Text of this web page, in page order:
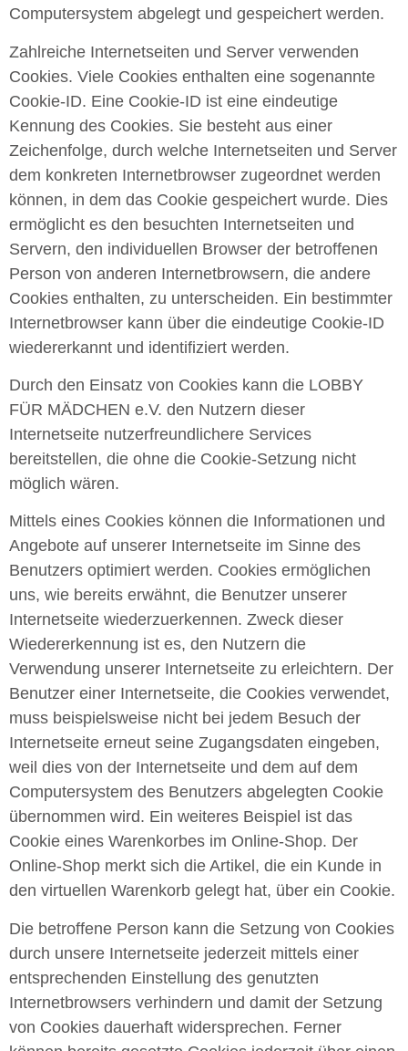
Computersystem abgelegt und gespeichert werden.
Zahlreiche Internetseiten und Server verwenden
Cookies. Viele Cookies enthalten eine sogenannte
Cookie-ID. Eine Cookie-ID ist eine eindeutige
Kennung des Cookies. Sie besteht aus einer
Zeichenfolge, durch welche Internetseiten und Server
dem konkreten Internetbrowser zugeordnet werden
können, in dem das Cookie gespeichert wurde. Dies
ermöglicht es den besuchten Internetseiten und
Servern, den individuellen Browser der betroffenen
Person von anderen Internetbrowsern, die andere
Cookies enthalten, zu unterscheiden. Ein bestimmter
Internetbrowser kann über die eindeutige Cookie-ID
wiedererkannt und identifiziert werden.
Durch den Einsatz von Cookies kann die LOBBY
FÜR MÄDCHEN e.V. den Nutzern dieser
Internetseite nutzerfreundlichere Services
bereitstellen, die ohne die Cookie-Setzung nicht
möglich wären.
Mittels eines Cookies können die Informationen und
Angebote auf unserer Internetseite im Sinne des
Benutzers optimiert werden. Cookies ermöglichen
uns, wie bereits erwähnt, die Benutzer unserer
Internetseite wiederzuerkennen. Zweck dieser
Wiedererkennung ist es, den Nutzern die
Verwendung unserer Internetseite zu erleichtern. Der
Benutzer einer Internetseite, die Cookies verwendet,
muss beispielsweise nicht bei jedem Besuch der
Internetseite erneut seine Zugangsdaten eingeben,
weil dies von der Internetseite und dem auf dem
Computersystem des Benutzers abgelegten Cookie
übernommen wird. Ein weiteres Beispiel ist das
Cookie eines Warenkorbes im Online-Shop. Der
Online-Shop merkt sich die Artikel, die ein Kunde in
den virtuellen Warenkorb gelegt hat, über ein Cookie.
Die betroffene Person kann die Setzung von Cookies
durch unsere Internetseite jederzeit mittels einer
entsprechenden Einstellung des genutzten
Internetbrowsers verhindern und damit der Setzung
von Cookies dauerhaft widersprechen. Ferner